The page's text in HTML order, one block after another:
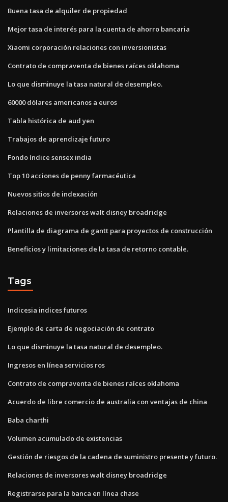
Buena tasa de alquiler de propiedad
Mejor tasa de interés para la cuenta de ahorro bancaria
Xiaomi corporación relaciones con inversionistas
Contrato de compraventa de bienes raíces oklahoma
Lo que disminuye la tasa natural de desempleo.
60000 dólares americanos a euros
Tabla histórica de aud yen
Trabajos de aprendizaje futuro
Fondo índice sensex india
Top 10 acciones de penny farmacéutica
Nuevos sitios de indexación
Relaciones de inversores walt disney broadridge
Plantilla de diagrama de gantt para proyectos de construcción
Beneficios y limitaciones de la tasa de retorno contable.
Tags
Indicesia indices futuros
Ejemplo de carta de negociación de contrato
Lo que disminuye la tasa natural de desempleo.
Ingresos en línea servicios ros
Contrato de compraventa de bienes raíces oklahoma
Acuerdo de libre comercio de australia con ventajas de china
Baba charthi
Volumen acumulado de existencias
Gestión de riesgos de la cadena de suministro presente y futuro.
Relaciones de inversores walt disney broadridge
Registrarse para la banca en línea chase